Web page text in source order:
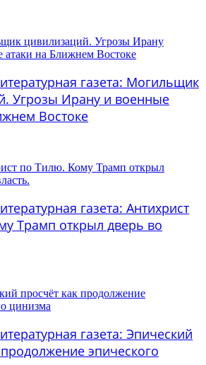
газета: Могильщик
Угрозы Ирану и военные
Востоке
газета: Антихрист
Трамп открыл дверь во
газета: Эпический
эпического